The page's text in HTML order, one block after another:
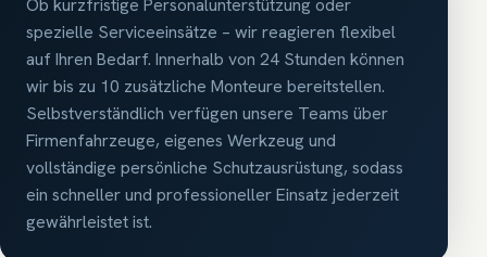
Ob kurzfristige Personalunterstützung oder
spezielle Serviceeinsätze – wir reagieren flexibel
auf Ihren Bedarf. Innerhalb von 24 Stunden können
wir bis zu 10 zusätzliche Monteure bereitstellen.
Selbstverständlich verfügen unsere Teams über
Firmenfahrzeuge, eigenes Werkzeug und
vollständige persönliche Schutzausrüstung, sodass
ein schneller und professioneller Einsatz jederzeit
gewährleistet ist.